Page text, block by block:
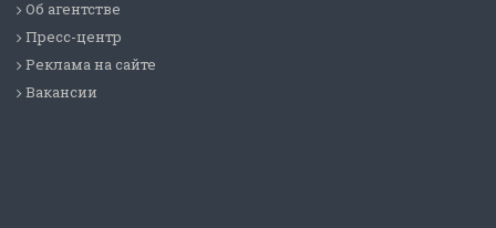
Об агентстве
Пресс-центр
Реклама на сайте
Вакансии